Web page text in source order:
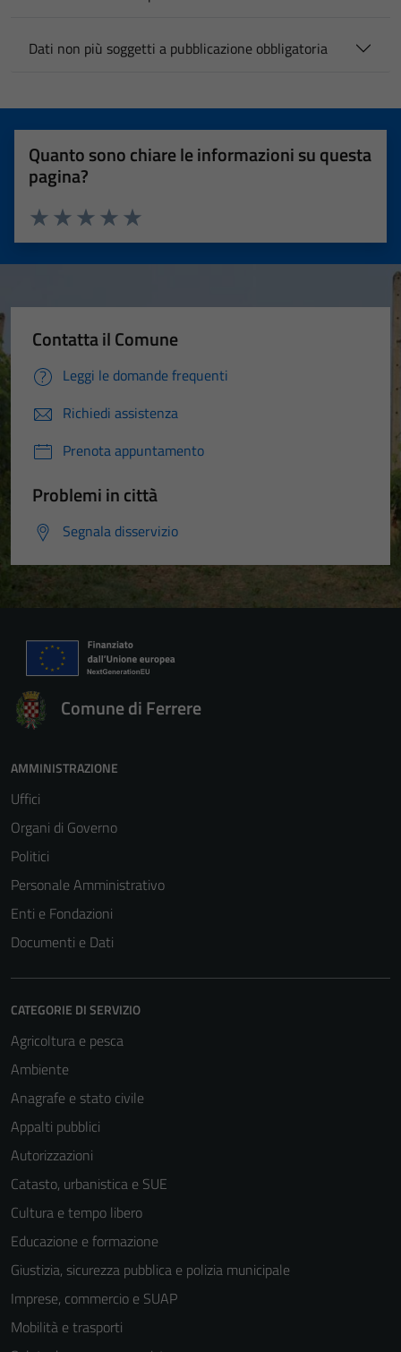
Dati non più soggetti a pubblicazione obbligatoria
Quanto sono chiare le informazioni su questa
pagina?
Valuta 5 stelle su 5
Valuta 4 stelle su 5
Valuta 3 stelle su 5
Valuta 2 stelle su 5
Valuta 1 stelle su 5
Contatta il Comune
Leggi le domande frequenti
Richiedi assistenza
Prenota appuntamento
Problemi in città
Segnala disservizio
Comune di Ferrere
AMMINISTRAZIONE
Uffici
Organi di Governo
Politici
Personale Amministrativo
Enti e Fondazioni
Documenti e Dati
CATEGORIE DI SERVIZIO
Agricoltura e pesca
Ambiente
Anagrafe e stato civile
Appalti pubblici
Autorizzazioni
Catasto, urbanistica e SUE
Cultura e tempo libero
Educazione e formazione
Giustizia, sicurezza pubblica e polizia municipale
Imprese, commercio e SUAP
Mobilità e trasporti